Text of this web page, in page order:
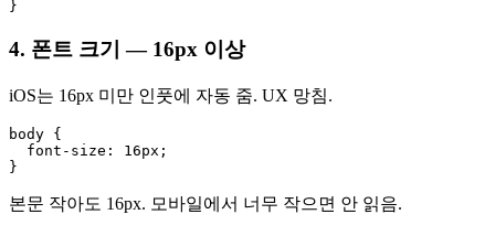
4. 폰트 크기 — 16px 이상
iOS는 16px 미만 인풋에 자동 줌. UX 망침.
body {
  font-size: 16px;
본문 작아도 16px. 모바일에서 너무 작으면 안 읽음.